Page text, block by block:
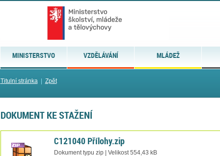
MINISTERSTVO VZDĚLÁVÁNÍ MLÁDEŽ
Titulní stránka| Zpět
DOKUMENT KE STAŽENÍ
C121040 Přílohy.zip
Dokument typu zip | Velikost 554,43 kB